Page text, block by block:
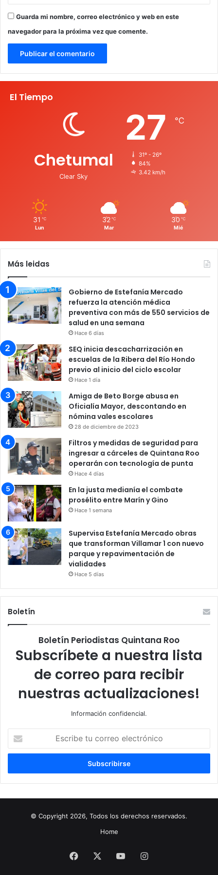
Guarda mi nombre, correo electrónico y web en este
navegador para la próxima vez que comente.
El Tiempo
Chetumal
Clear Sky
27 ℃
31º - 26º
84%
3.42 km/h
31 ℃
Lun
32 ℃
Mar
30 ℃
Mié
Más leidas
Gobierno de Estefanía Mercado
refuerza la atención médica
preventiva con más de 550 servicios de
salud en una semana
Hace 6 días
SEQ inicia descacharrización en
escuelas de la Ribera del Río Hondo
previo al inicio del ciclo escolar
Hace 1 día
Amiga de Beto Borge abusa en
Oficialía Mayor, descontando en
nómina vales escolares
28 de diciembre de 2023
Filtros y medidas de seguridad para
ingresar a cárceles de Quintana Roo
operarán con tecnología de punta
Hace 4 días
En la justa medianía el combate
prosélito entre Marín y Gino
Hace 1 semana
Supervisa Estefanía Mercado obras
que transforman Villamar 1 con nuevo
parque y repavimentación de
vialidades
Hace 5 días
Boletín
Boletín Periodistas Quintana Roo
Subscríbete a nuestra lista
de correo para recibir
nuestras actualizaciones!
Información confidencial.
correo
© Copyright 2026, Todos los derechos reservados.
Home
Facebook YouTubeInstagram